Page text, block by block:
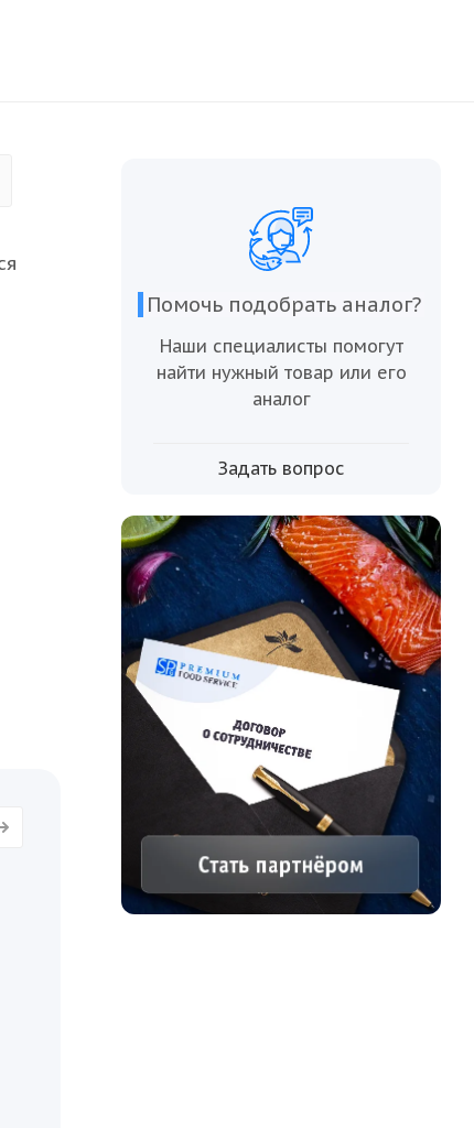
Помочь подобрать аналог?
Наши специалисты помогут
найти нужный товар или его
аналог
Задать вопрос